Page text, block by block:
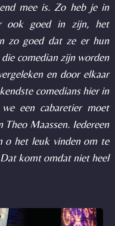
mee is. Zo heb je in
ook goed in zijn, het
zo goed dat ze er hun
comedian zijn worden
en door elkaar
comedians hier in
een cabaretier moet
Maassen. Iedereen
o het leuk vinden om te
komt omdat niet heel